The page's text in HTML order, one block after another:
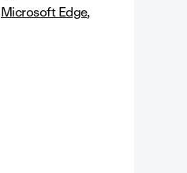
Microsoft Edge,